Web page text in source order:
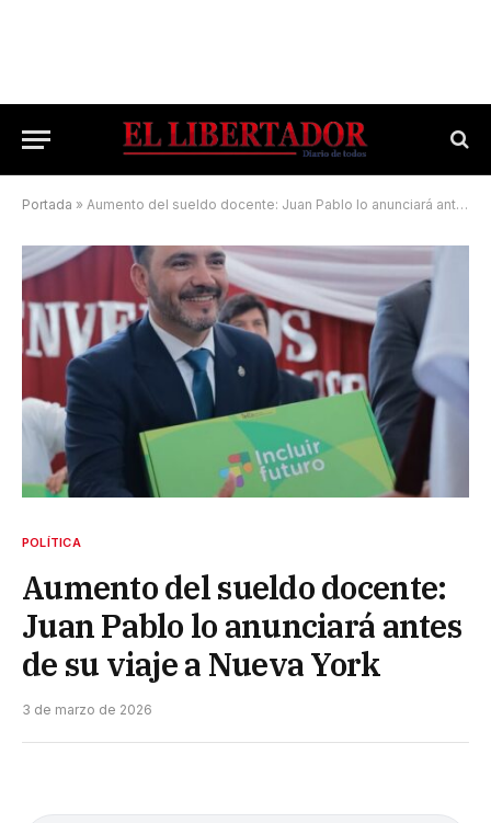
Portada » Aumento del sueldo docente: Juan Pablo lo anunciará antes de su viaje a Nueva York
POLÍTICA
Aumento del sueldo docente:
Juan Pablo lo anunciará antes
de su viaje a Nueva York
3 de marzo de 2026